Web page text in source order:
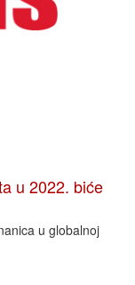
u 2022. biće
u globalnoj